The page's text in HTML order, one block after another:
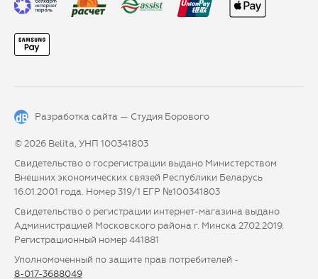
Разработка сайта — Студия Борового
© 2026 Belita, УНП 100341803
Свидетельство о госрегистрации выдано Министерством
Внешних экономических связей Республики Беларусь
16.01.2001 года. Номер 319/1 ЕГР №100341803
Свидетельство о регистрации интернет-магазина выдано
Администрацией Московского района г. Минска 27.02.2019.
Регистрационный номер 441881
Уполномоченный по защите прав потребителей -
8-017-3688049